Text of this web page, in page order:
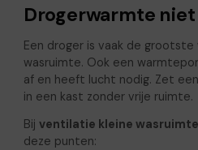
Drogerwarmte
Een droger is vaak de
wasruimte. Ook een
af en heeft lucht nodig. Zet
in een kast zonder vrije ruimte.
Bij ventilatie kleine wasruimte
deze punten: